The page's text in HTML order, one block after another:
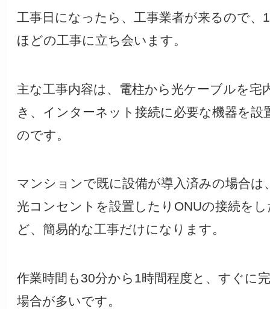
工事日になったら、工事業者が来るので、
ほどの工事に立ち会います。
主な工事内容は、電柱から光ケーブルを宅
き、インターネット接続に必要な機器を設
のです。
マンションで既に設備が導入済みの場合は
光コンセントを設置したりONUの接続を
ど、簡易的な工事だけになります。
作業時間も30分から1時間程度と、すぐに
場合が多いです。